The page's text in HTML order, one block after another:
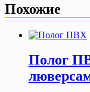
Похожие
Полог